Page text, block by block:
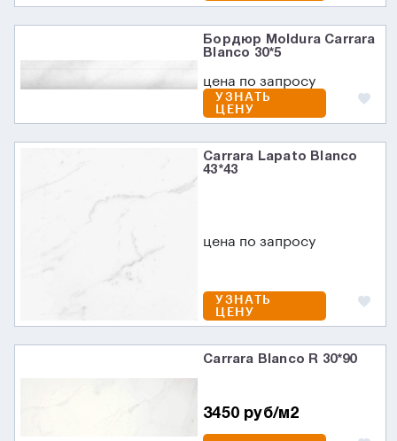
Бордюр Moldura Carrara
Blanco 30*5
цена по запросу
УЗНАТЬ
ЦЕНУ
Carrara Lapato Blanco
43*43
цена по запросу
УЗНАТЬ
ЦЕНУ
Carrara Blanco R 30*90
3450 руб/м2